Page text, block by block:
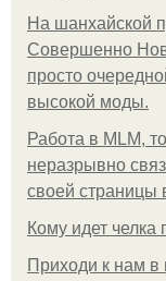
На шанхайской
Совершенно
просто
высокой моды.
Работа в MLM,
неразрывно
своей страницы
Кому идет челка
Приходи к нам в